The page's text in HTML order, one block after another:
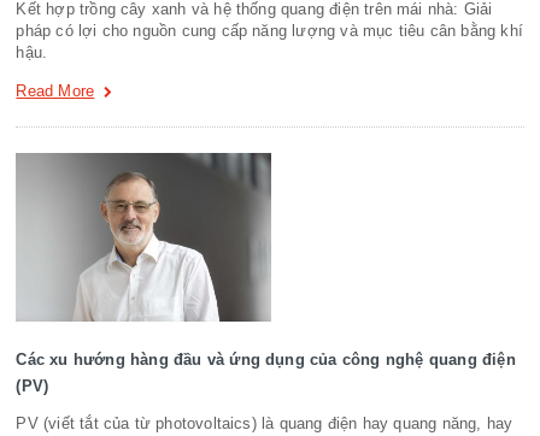
Kết hợp trồng cây xanh và hệ thống quang điện trên mái nhà: Giải
pháp có lợi cho nguồn cung cấp năng lượng và mục tiêu cân bằng khí
hậu.
Read More
Các xu hướng hàng đầu và ứng dụng của công nghệ quang điện
(PV)
PV (viết tắt của từ photovoltaics) là quang điện hay quang năng, hay